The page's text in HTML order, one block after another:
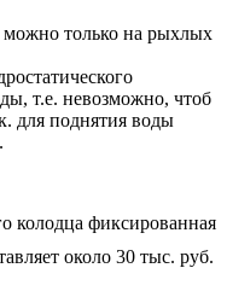
можно только на рыхлых
т.е. невозможно, чтоб
для поднятия воды
колодца фиксированная
около 30 тыс. руб.